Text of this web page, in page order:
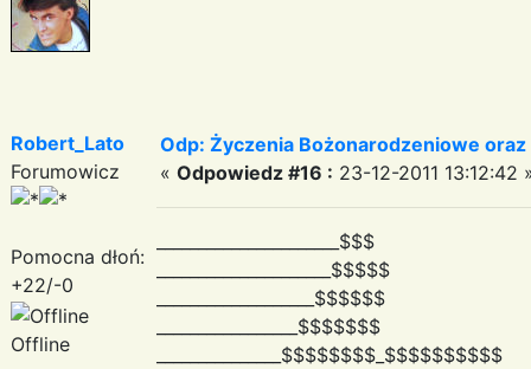
Robert_Lato
Forumowicz
Pomocna dłoń:
+22/-0
Offline
Odp: Życzenia Bożonarodzeniowe
« Odpowiedz #16 : 23-12-2011 13:12:42
______________________$$$
_____________________$$$$$
___________________$$$$$$
_________________$$$$$$$
_______________$$$$$$$$_$$$$$$$$$$